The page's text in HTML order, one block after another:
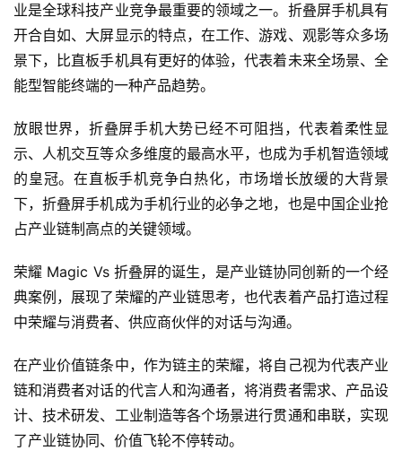
业是全球科技产业竞争最重要的领域之一。折叠屏手机具有
开合自如、大屏显示的特点，在工作、游戏、观影等众多场
景下，比直板手机具有更好的体验，代表着未来全场景、全
能型智能终端的一种产品趋势。
放眼世界，折叠屏手机大势已经不可阻挡，代表着柔性显
示、人机交互等众多维度的最高水平，也成为手机智造领域
的皇冠。在直板手机竞争白热化，市场增长放缓的大背景
下，折叠屏手机成为手机行业的必争之地，也是中国企业抢
占产业链制高点的关键领域。
荣耀 Magic Vs 折叠屏的诞生，是产业链协同创新的一个经
典案例，展现了荣耀的产业链思考，也代表着产品打造过程
中荣耀与消费者、供应商伙伴的对话与沟通。
在产业价值链条中，作为链主的荣耀，将自己视为代表产业
链和消费者对话的代言人和沟通者，将消费者需求、产品设
计、技术研发、工业制造等各个场景进行贯通和串联，实现
了产业链协同、价值飞轮不停转动。